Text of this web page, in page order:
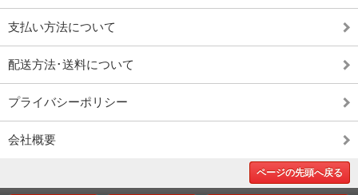
支払い方法について
配送方法･送料について
プライバシーポリシー
会社概要
ページの先頭へ戻る